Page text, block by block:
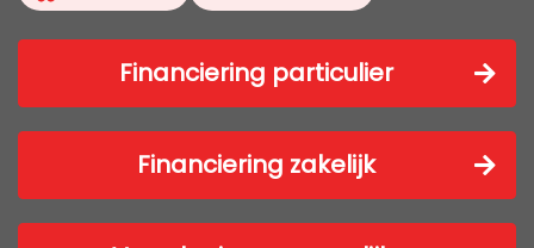
Financiering particulier
Financiering zakelijk